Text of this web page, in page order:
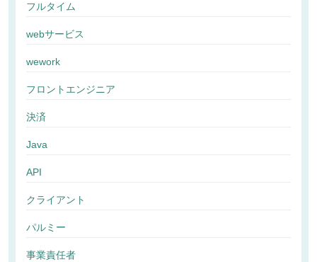
フルタイム
webサービス
wework
フロントエンジニア
決済
Java
API
クライアント
パルミー
事業責任者